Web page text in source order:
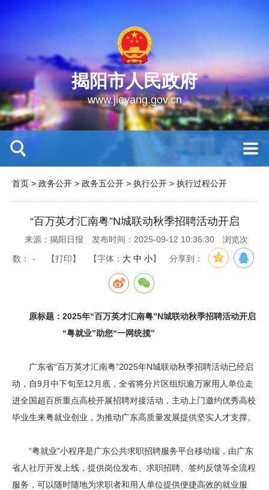
揭阳市人民政府
www.jieyang.gov.cn
首页 > 政务公开 > 政务五公开 > 执行公开 > 执行过程公开
“百万英才汇南粤”N城联动秋季招聘活动开启
来源：揭阳日报 发布时间：2025-09-12 10:36:30 浏览次
数： - 【打印】 【字体： 大 中 小】 分享到：
原标题：2025年“百万英才汇南粤”N城联动秋季招聘活动开启
“粤就业”助您“一网统揽”
广东省“百万英才汇南粤”2025年N城联动秋季招聘活动已经启
动，自9月中下旬至12月底，全省将分片区组织逾万家用人单位走
进全国超百所重点高校开展招聘对接活动，主动上门邀约优秀高校
毕业生来粤就业创业，为推动广东高质量发展提供坚实人才支撑。
“粤就业”小程序是广东公共求职招聘服务平台移动端，由广东
省人社厅开发上线，提供岗位发布、求职招聘、签约反馈等全流程
服务，可以随时随地为求职者和用人单位提供便捷高效的就业服